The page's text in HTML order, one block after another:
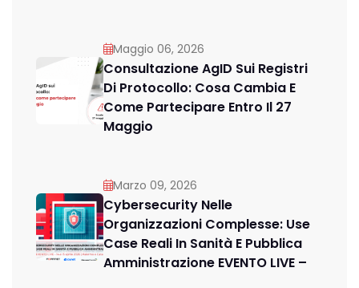
Maggio 06, 2026
Consultazione AgID Sui Registri
Di Protocollo: Cosa Cambia E
Come Partecipare Entro Il 27
Maggio
Marzo 09, 2026
Cybersecurity Nelle
Organizzazioni Complesse: Use
Case Reali In Sanità E Pubblica
Amministrazione EVENTO LIVE –